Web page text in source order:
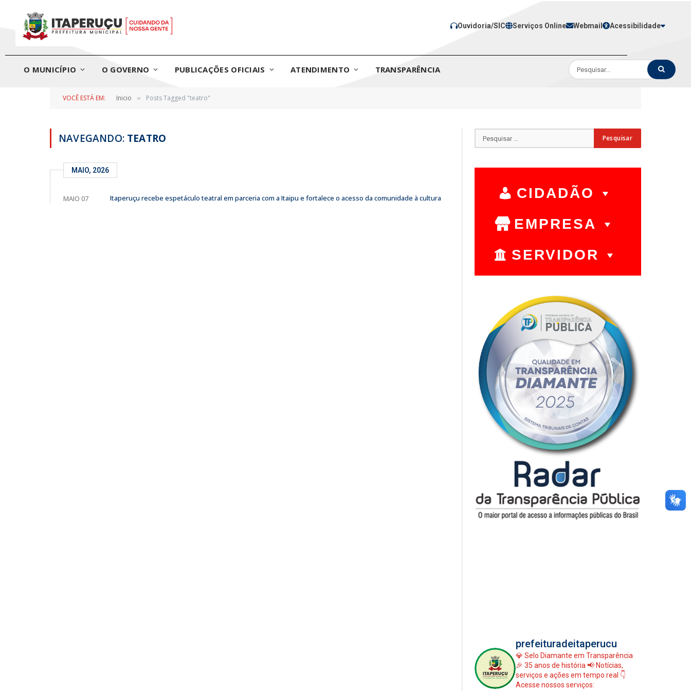
Ouvidoria/SIC Serviços Online Webmail Acessibilidade
O MUNICÍPIO O GOVERNO PUBLICAÇÕES OFICIAIS ATENDIMENTO TRANSPARÊNCIA
VOCÊ ESTÁ EM: Inicio » Posts Tagged "teatro"
NAVEGANDO: TEATRO
MAIO, 2026
MAIO 07 Itaperuçu recebe espetáculo teatral em parceria com a Itaipu e fortalece o acesso da comunidade à cultura
CIDADÃO
EMPRESA
SERVIDOR
prefeituradeitaperucu
💎 Selo Diamante em Transparência
🎉 35 anos de história 📢 Notícias,
serviços e ações em tempo real 👇
Acesse nossos serviços: